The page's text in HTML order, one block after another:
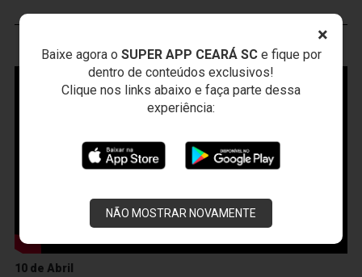
×
Baixe agora o SUPER APP CEARÁ SCe fique por
dentro de conteúdos exclusivos!
Clique nos links abaixo e faça parte dessa
experiência:
NÃO MOSTRAR NOVAMENTE
VOZÃO TV
10 de Abril